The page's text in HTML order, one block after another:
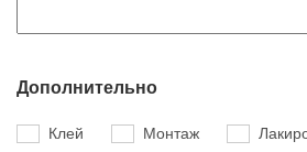
Дополнительно
Клей Монтаж